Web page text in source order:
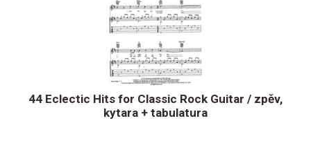
44 Eclectic Hits for Classic Rock Guitar / zpěv,
kytara + tabulatura